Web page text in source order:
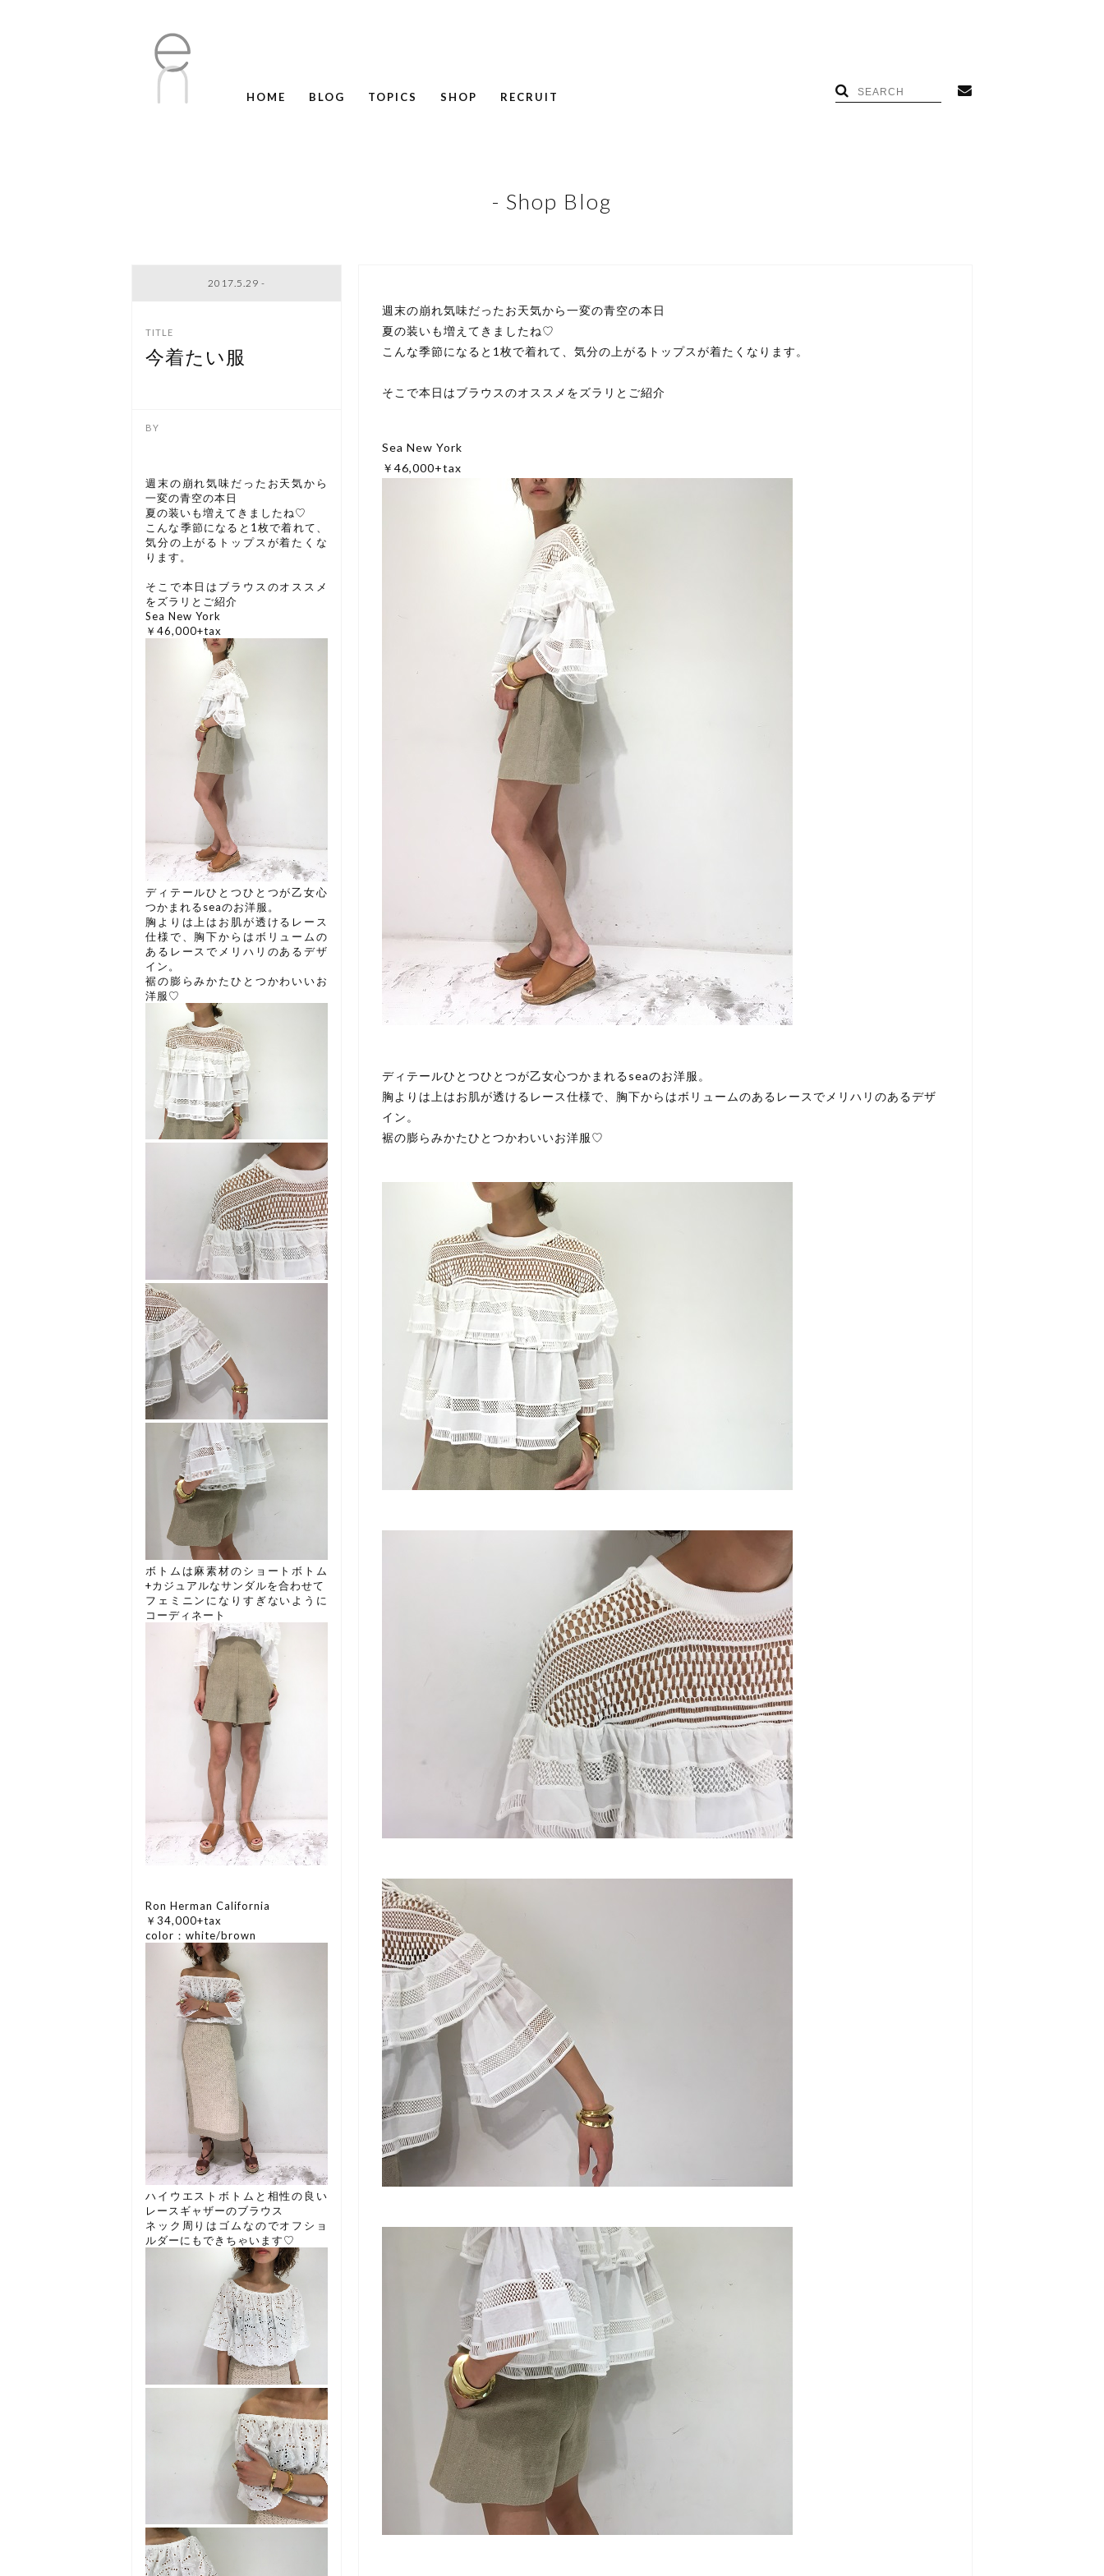
HOME BLOG
TOPICS
SHOP RECRUIT
- Shop Blog
2017.5.29 -
今着たい服
週末の崩れ気味だったお天気から一変の青空の本日
夏の装いも増えてきましたね♡
こんな季節になると1枚で着れて、気分の上がるトップスが着たくなります。
そこで本日はブラウスのオススメをズラリとご紹介
Sea New York
￥46,000+tax
ディテールひとつひとつが乙女心つかまれるseaのお洋服。
胸よりは上はお肌が透けるレース仕様で、胸下からはボリュームのあるレースでメリハリのあるデザ
イン。
裾の膨らみかたひとつかわいいお洋服♡
週末の崩れ気味だったお天気から
一変の青空の本日
夏の装いも増えてきましたね♡
こんな季節になると1枚で着れて、
気分の上がるトップスが着たくな
ります。
そこで本日はブラウスのオススメ
をズラリとご紹介
Sea New York
￥46,000+tax
ディテールひとつひとつが乙女心
つかまれるseaのお洋服。
胸よりは上はお肌が透けるレース
仕様で、胸下からはボリュームの
あるレースでメリハリのあるデザ
イン。
裾の膨らみかたひとつかわいいお
洋服♡
ボトムは麻素材のショートボトム
+カジュアルなサンダルを合わせて
フェミニンになりすぎないように
コーディネート
Ron Herman California
￥34,000+tax
color：white/brown
ハイウエストボトムと相性の良い
レースギャザーのブラウス
ネック周りはゴムなのでオフショ
ルダーにもできちゃいます♡